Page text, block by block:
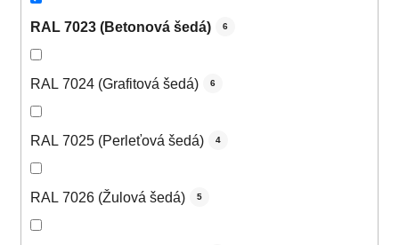
RAL 7023 (Betonová šedá) 6
RAL 7024 (Grafitová šedá) 6
RAL 7025 (Perleťová šedá) 4
RAL 7026 (Žulová šedá) 5